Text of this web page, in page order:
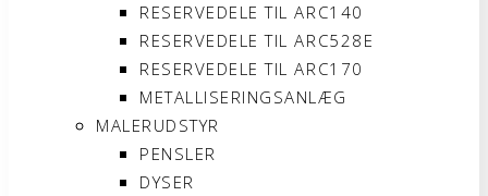
RESERVEDELE TIL ARC140
RESERVEDELE TIL ARC528E
RESERVEDELE TIL ARC170
METALLISERINGSANLÆG
MALERUDSTYR
PENSLER
DYSER